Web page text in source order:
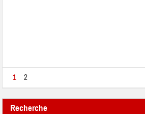
1 2
Recherche